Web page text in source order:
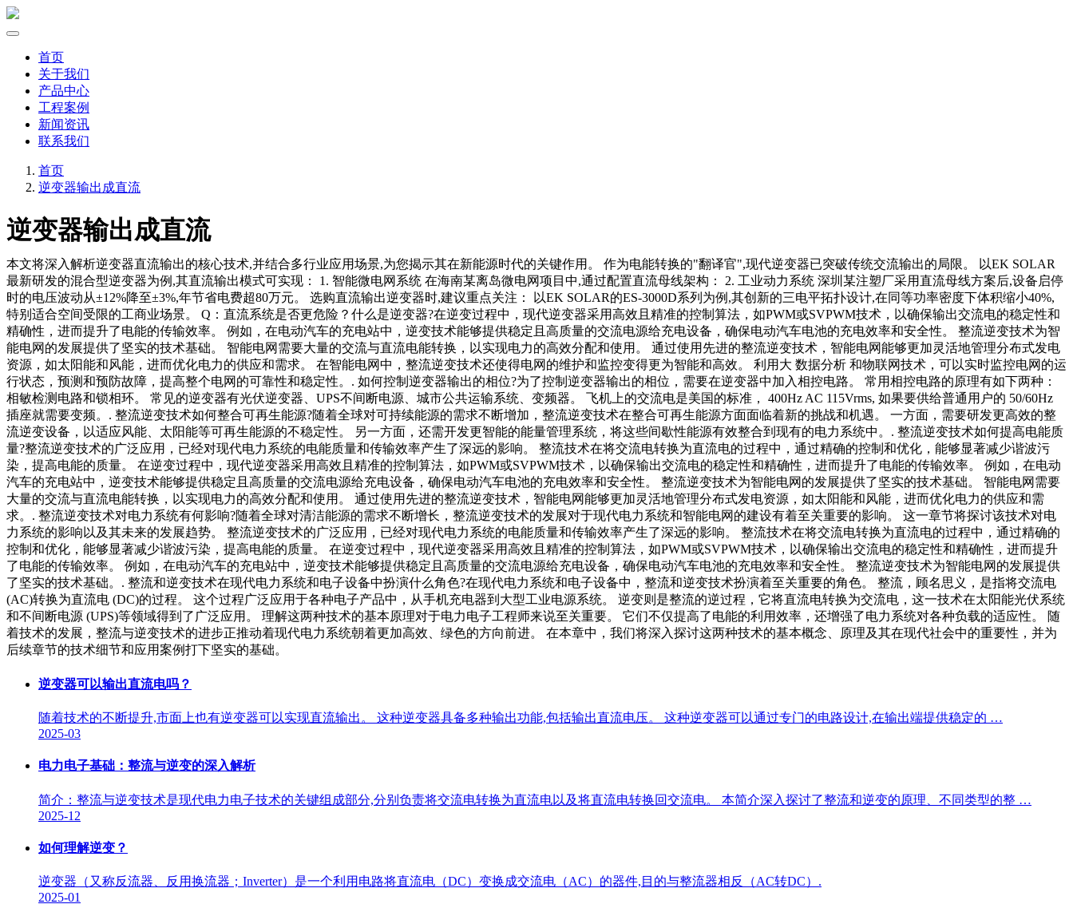
首页
关于我们
产品中心
工程案例
新闻资讯
联系我们
首页
逆变器输出成直流
逆变器输出成直流
本文将深入解析逆变器直流输出的核心技术,并结合多行业应用场景,为您揭示其在新能源时代的关键作用。 作为电能转换的"翻译官",现代逆变器已突破传统交流输出的局限。 以EK SOLAR
最新研发的混合型逆变器为例,其直流输出模式可实现： 1. 智能微电网系统 在海南某离岛微电网项目中,通过配置直流母线架构： 2. 工业动力系统 深圳某注塑厂采用直流母线方案后,设备启停
时的电压波动从±12%降至±3%,年节省电费超80万元。 选购直流输出逆变器时,建议重点关注： 以EK SOLAR的ES-3000D系列为例,其创新的三电平拓扑设计,在同等功率密度下体积缩小40%,
特别适合空间受限的工商业场景。 Q：直流系统是否更危险？什么是逆变器?在逆变过程中，现代逆变器采用高效且精准的控制算法，如PWM或SVPWM技术，以确保输出交流电的稳定性和
精确性，进而提升了电能的传输效率。 例如，在电动汽车的充电站中，逆变技术能够提供稳定且高质量的交流电源给充电设备，确保电动汽车电池的充电效率和安全性。 整流逆变技术为智
能电网的发展提供了坚实的技术基础。 智能电网需要大量的交流与直流电能转换，以实现电力的高效分配和使用。 通过使用先进的整流逆变技术，智能电网能够更加灵活地管理分布式发电
资源，如太阳能和风能，进而优化电力的供应和需求。 在智能电网中，整流逆变技术还使得电网的维护和监控变得更为智能和高效。 利用大 数据分析 和物联网技术，可以实时监控电网的运
行状态，预测和预防故障，提高整个电网的可靠性和稳定性。. 如何控制逆变器输出的相位?为了控制逆变器输出的相位，需要在逆变器中加入相控电路。 常用相控电路的原理有如下两种：
相敏检测电路和锁相环。 常见的逆变器有光伏逆变器、UPS不间断电源、城市公共运输系统、变频器。 飞机上的交流电是美国的标准， 400Hz AC 115Vrms, 如果要供给普通用户的 50/60Hz
插座就需要变频。. 整流逆变技术如何整合可再生能源?随着全球对可持续能源的需求不断增加，整流逆变技术在整合可再生能源方面面临着新的挑战和机遇。 一方面，需要研发更高效的整
流逆变设备，以适应风能、太阳能等可再生能源的不稳定性。 另一方面，还需开发更智能的能量管理系统，将这些间歇性能源有效整合到现有的电力系统中。. 整流逆变技术如何提高电能质
量?整流逆变技术的广泛应用，已经对现代电力系统的电能质量和传输效率产生了深远的影响。 整流技术在将交流电转换为直流电的过程中，通过精确的控制和优化，能够显著减少谐波污
染，提高电能的质量。 在逆变过程中，现代逆变器采用高效且精准的控制算法，如PWM或SVPWM技术，以确保输出交流电的稳定性和精确性，进而提升了电能的传输效率。 例如，在电动
汽车的充电站中，逆变技术能够提供稳定且高质量的交流电源给充电设备，确保电动汽车电池的充电效率和安全性。 整流逆变技术为智能电网的发展提供了坚实的技术基础。 智能电网需要
大量的交流与直流电能转换，以实现电力的高效分配和使用。 通过使用先进的整流逆变技术，智能电网能够更加灵活地管理分布式发电资源，如太阳能和风能，进而优化电力的供应和需
求。. 整流逆变技术对电力系统有何影响?随着全球对清洁能源的需求不断增长，整流逆变技术的发展对于现代电力系统和智能电网的建设有着至关重要的影响。 这一章节将探讨该技术对电
力系统的影响以及其未来的发展趋势。 整流逆变技术的广泛应用，已经对现代电力系统的电能质量和传输效率产生了深远的影响。 整流技术在将交流电转换为直流电的过程中，通过精确的
控制和优化，能够显著减少谐波污染，提高电能的质量。 在逆变过程中，现代逆变器采用高效且精准的控制算法，如PWM或SVPWM技术，以确保输出交流电的稳定性和精确性，进而提升
了电能的传输效率。 例如，在电动汽车的充电站中，逆变技术能够提供稳定且高质量的交流电源给充电设备，确保电动汽车电池的充电效率和安全性。 整流逆变技术为智能电网的发展提供
了坚实的技术基础。. 整流和逆变技术在现代电力系统和电子设备中扮演什么角色?在现代电力系统和电子设备中，整流和逆变技术扮演着至关重要的角色。 整流，顾名思义，是指将交流电
(AC)转换为直流电 (DC)的过程。 这个过程广泛应用于各种电子产品中，从手机充电器到大型工业电源系统。 逆变则是整流的逆过程，它将直流电转换为交流电，这一技术在太阳能光伏系统
和不间断电源 (UPS)等领域得到了广泛应用。 理解这两种技术的基本原理对于电力电子工程师来说至关重要。 它们不仅提高了电能的利用效率，还增强了电力系统对各种负载的适应性。 随
着技术的发展，整流与逆变技术的进步正推动着现代电力系统朝着更加高效、绿色的方向前进。 在本章中，我们将深入探讨这两种技术的基本概念、原理及其在现代社会中的重要性，并为
后续章节的技术细节和应用案例打下坚实的基础。
逆变器可以输出直流电吗？
随着技术的不断提升,市面上也有逆变器可以实现直流输出。 这种逆变器具备多种输出功能,包括输出直流电压。 这种逆变器可以通过专门的电路设计,在输出端提供稳定的 …
2025-03
电力电子基础：整流与逆变的深入解析
简介：整流与逆变技术是现代电力电子技术的关键组成部分,分别负责将交流电转换为直流电以及将直流电转换回交流电。 本简介深入探讨了整流和逆变的原理、不同类型的整 …
2025-12
如何理解逆变？
逆变器（又称反流器、反用换流器；Inverter）是一个利用电路将直流电（DC）变换成交流电（AC）的器件,目的与整流器相反（AC转DC）.
2025-01